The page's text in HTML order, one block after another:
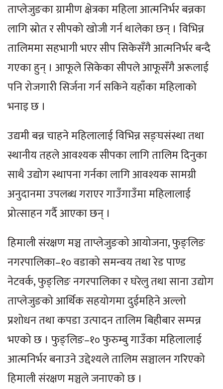
ताप्लेजुङका ग्रामीण क्षेत्रका महिला आत्मनिर्भर बन्नका
लागि स्रोत र सीपको खोजी गर्न थालेका छन् । विभिन्न
तालिममा सहभागी भएर सीप सिकेसँगै आत्मनिर्भर बन्दै
गएका हुन् । आफूले सिकेका सीपले आफूसँगै अरूलाई
पनि रोजगारी सिर्जना गर्न सकिने यहाँका महिलाको
भनाइ छ ।
उद्यमी बन्न चाहने महिलालाई विभिन्न सङ्घसंस्था तथा
स्थानीय तहले आवश्यक सीपका लागि तालिम दिनुका
साथै उद्योग स्थापना गर्नका लागि आवश्यक सामग्री
अनुदानमा उपलब्ध गराएर गाउँगाउँमा महिलालाई
प्रोत्साहन गर्दै आएका छन् ।
हिमाली संरक्षण मञ्च ताप्लेजुङको आयोजना, फुङ्लिङ
नगरपालिका–१० वडाको समन्वय तथा रेड पाण्ड
नेटवर्क, फुङ्लिङ नगरपालिका र घरेलु तथा साना उद्योग
ताप्लेजुङको आर्थिक सहयोगमा दुईमहिने अल्लो
प्रशोधन तथा कपडा उत्पादन तालिम बिहीबार सम्पन्न
भएको छ । फुङ्लिङ–१० फुरुम्बु गाउँका महिलालाई
आत्मनिर्भर बनाउने उद्देश्यले तालिम सञ्चालन गरिएको
हिमाली संरक्षण मञ्चले जनाएको छ ।